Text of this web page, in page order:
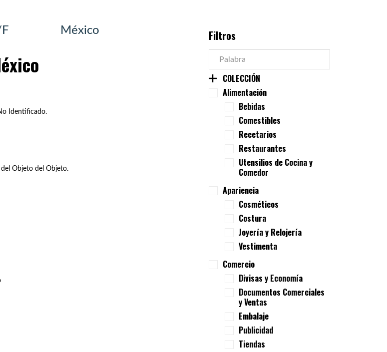
México
Identificado.
Objeto del Objeto.
Filtros
COLECCIÓN
Alimentación
Bebidas
Comestibles
Recetarios
Restaurantes
Utensilios de Cocina y
Comedor
Apariencia
Cosméticos
Costura
Joyería y Relojería
Vestimenta
Comercio
Divisas y Economía
Documentos Comerciales
y Ventas
Embalaje
Publicidad
Tiendas